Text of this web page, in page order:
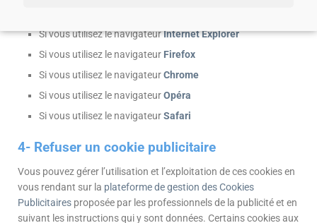
Si vous utilisez le navigateurInternet Explorer
Si vous utilisez le navigateur Firefox
Si vous utilisez le navigateurChrome
Si vous utilisez le navigateurOpéra
Si vous utilisez le navigateurSafari
4- Refuser un cookie publicitaire
Vous pouvez gérer l’utilisation et l’exploitation de ces cookies en
vous rendant sur la plateforme de gestion des Cookies
Publicitaires proposée par les professionnels de la publicité et en
suivant les instructions qui y sont données. Certains cookies aux